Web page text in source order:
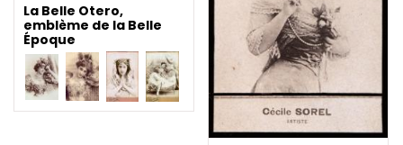
La Belle Otero,
emblème de la Belle
Époque